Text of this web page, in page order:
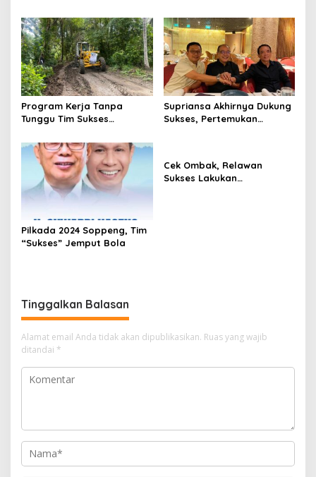
2024
Program Kerja Tanpa
Tunggu Tim Sukses
Soppeng.
Supriansa Akhirnya Dukung
Sukses, Pertemukan
Pilkada 2024 Soppeng, Tim
“Sukses” Jemput Bola
Cek Ombak, Relawan
Sukses Lakukan
Tinggalkan Balasan
Alamat email Anda tidak akan dipublikasikan. Ruas yang wajib
ditandai *